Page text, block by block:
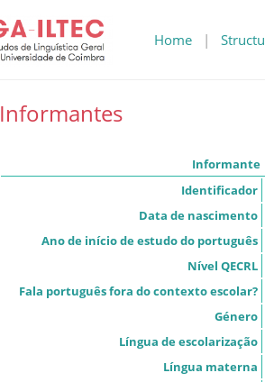
Home |
Informantes
Informante
Identificador
Data de nascimento
Ano de início de estudo do português
Nível QECRL
Fala português fora do contexto escolar?
Género
Língua de escolarização
Língua materna